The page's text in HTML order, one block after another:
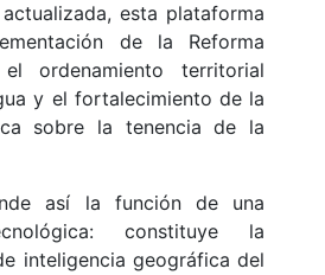
esta plataforma
de la Reforma
ordenamiento territorial
y el fortalecimiento de la
sobre la tenencia de la
así la función de una
constituye la
inteligencia geográfica del